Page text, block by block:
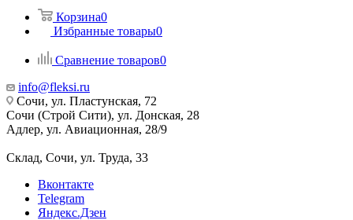
Корзина0
Избранные товары0
Сравнение товаров0
info@fleksi.ru
Сочи, ул. Пластунская, 72
Сочи (Строй Сити), ул. Донская, 28
Адлер, ул. Авиационная, 28/9
Склад, Сочи, ул. Труда, 33
Вконтакте
Telegram
Яндекс.Дзен